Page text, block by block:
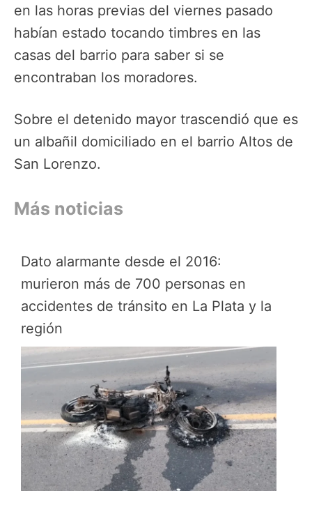
en las horas previas del viernes pasado
habían estado tocando timbres en las
casas del barrio para saber si se
encontraban los moradores.
Sobre el detenido mayor trascendió que es
un albañil domiciliado en el barrio Altos de
San Lorenzo.
Más noticias
Dato alarmante desde el 2016:
murieron más de 700 personas en
accidentes de tránsito en La Plata y la
región